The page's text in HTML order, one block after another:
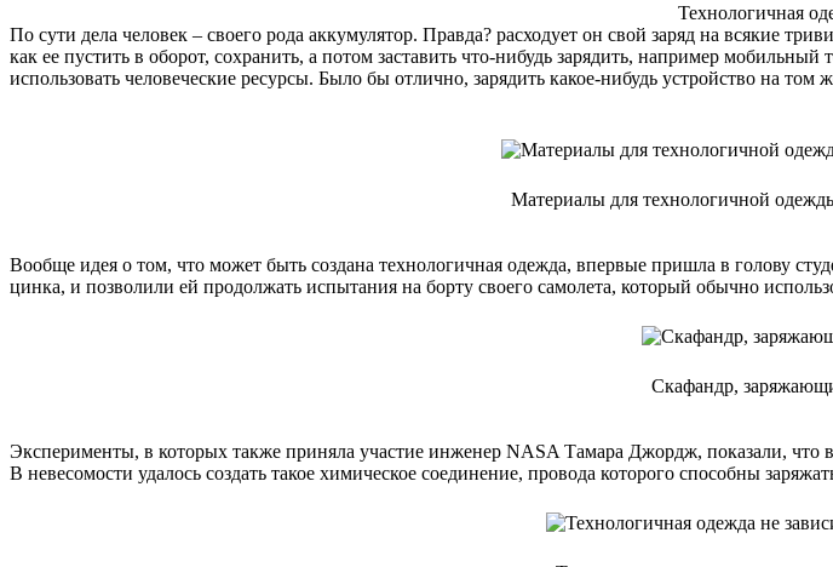
Технологичная
По сути дела человек – своего рода аккумулятор. Правда? расходует он свой заряд на всякие
как ее пустить в оборот, сохранить, а потом заставить что-нибудь зарядить, например
использовать человеческие ресурсы. Было бы отлично, зарядить какое-нибудь устройство на
Материалы для технологичной
Вообще идея о том, что может быть создана технологичная одежда, впервые пришла в голову
цинка, и позволили ей продолжать испытания на борту своего самолета, который обычно
Скафандр,
Эксперименты, в которых также приняла участие инженер NASA Тамара Джордж, показали, что
В невесомости удалось создать такое химическое соединение, провода которого способны